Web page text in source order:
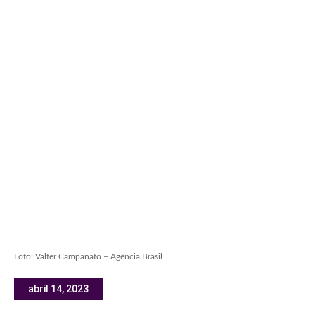
Foto: Valter Campanato – Agência Brasil
abril 14, 2023